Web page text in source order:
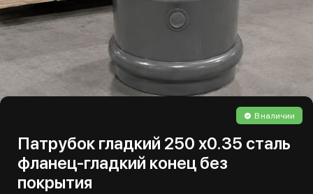
В наличии
Патрубок гладкий 250 х0.35 сталь
фланец-гладкий конец без
покрытия